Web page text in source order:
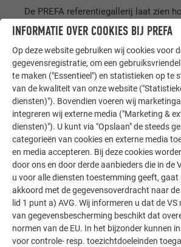
De PREFA referentiegallerij laat zien
aluminium kan worden toegepast.
aluminiumoplossingen voor dak,
gevel.
MEER REFERENTIES BEKIJKEN
INFORMATIE OVER COOKIES BIJ PREFA
Op deze website gebruiken wij cookies voor
gegevensregistratie, om een
te maken ("Essentieel") en statistieken op te
van de kwaliteit van onze website
diensten)"). Bovendien voeren wij
integreren wij externe media ("Marketing &
diensten)"). U kunt via "Opslaan" de steeds
categorieën van cookies en externe media
en media accepteren. Bij deze cookies
door ons en door derde aanbieders die in de
u voor alle diensten toestemming geeft, gaat
akkoord met de gegevensoverdracht naar
lid 1 punt a) AVG. Wij informeren u dat de VS
van gegevensbescherming beschikt dat
normen van de EU. In het bijzonder kunnen
voor controle- resp. toezichtdoeleinden